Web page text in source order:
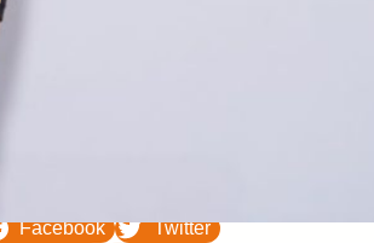
Bintuni Gratis Terbaik
Facebook
Twitter